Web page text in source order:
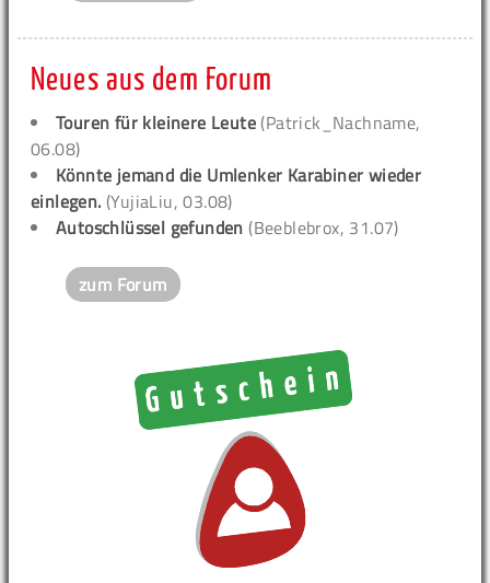
Neues aus dem Forum
Touren für kleinere Leute (Patrick_Nachname,
06.08)
Könnte jemand die Umlenker Karabiner wieder
einlegen. (YujiaLiu, 03.08)
Autoschlüssel gefunden (Beeblebrox, 31.07)
zum Forum